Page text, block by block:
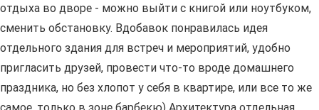
отдыха во дворе - можно выйти с книгой или ноутбуком,
сменить обстановку. Вдобавок понравилась идея
отдельного здания для встреч и мероприятий, удобно
пригласить друзей, провести что-то вроде домашнего
праздника, но без хлопот у себя в квартире, или все то же
самое, только в зоне барбекю) Архитектура отдельная